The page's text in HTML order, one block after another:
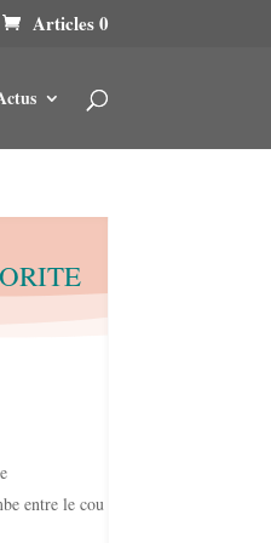
Articles 0
entre le cou